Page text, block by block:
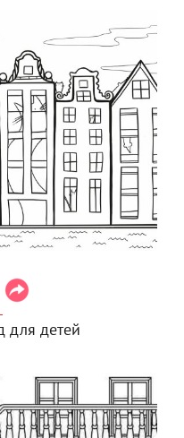
для детей